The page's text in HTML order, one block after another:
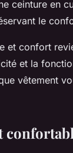
ceinture en
le
et confort
et la
vêtement